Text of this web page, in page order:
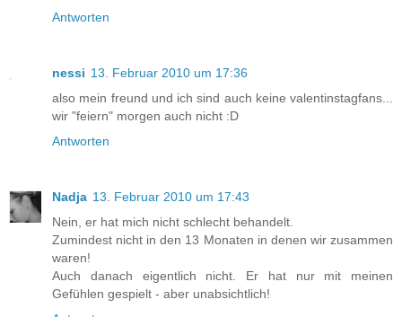
Antworten
nessi 13. Februar 2010 um 17:36
also mein freund und ich sind auch keine valentinstagfans...
wir "feiern" morgen auch nicht :D
Antworten
Nadja 13. Februar 2010 um 17:43
Nein, er hat mich nicht schlecht behandelt.
Zumindest nicht in den 13 Monaten in denen wir zusammen
waren!
Auch danach eigentlich nicht. Er hat nur mit meinen
Gefühlen gespielt - aber unabsichtlich!